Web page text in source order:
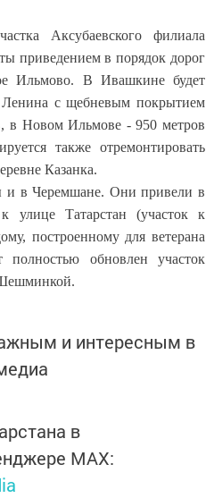
Аксубаевского филиала
приведением в порядок дорог
Ильмово. В Ивашкине будет
Ленина с щебневым покрытием
в Новом Ильмове - 950 метров
также отремонтировать
Казанка.
и в Черемшане. Они привели в
улице Татарстан (участок к
построенному для ветерана
обновлен участок
и интересным в
в
MАХ: